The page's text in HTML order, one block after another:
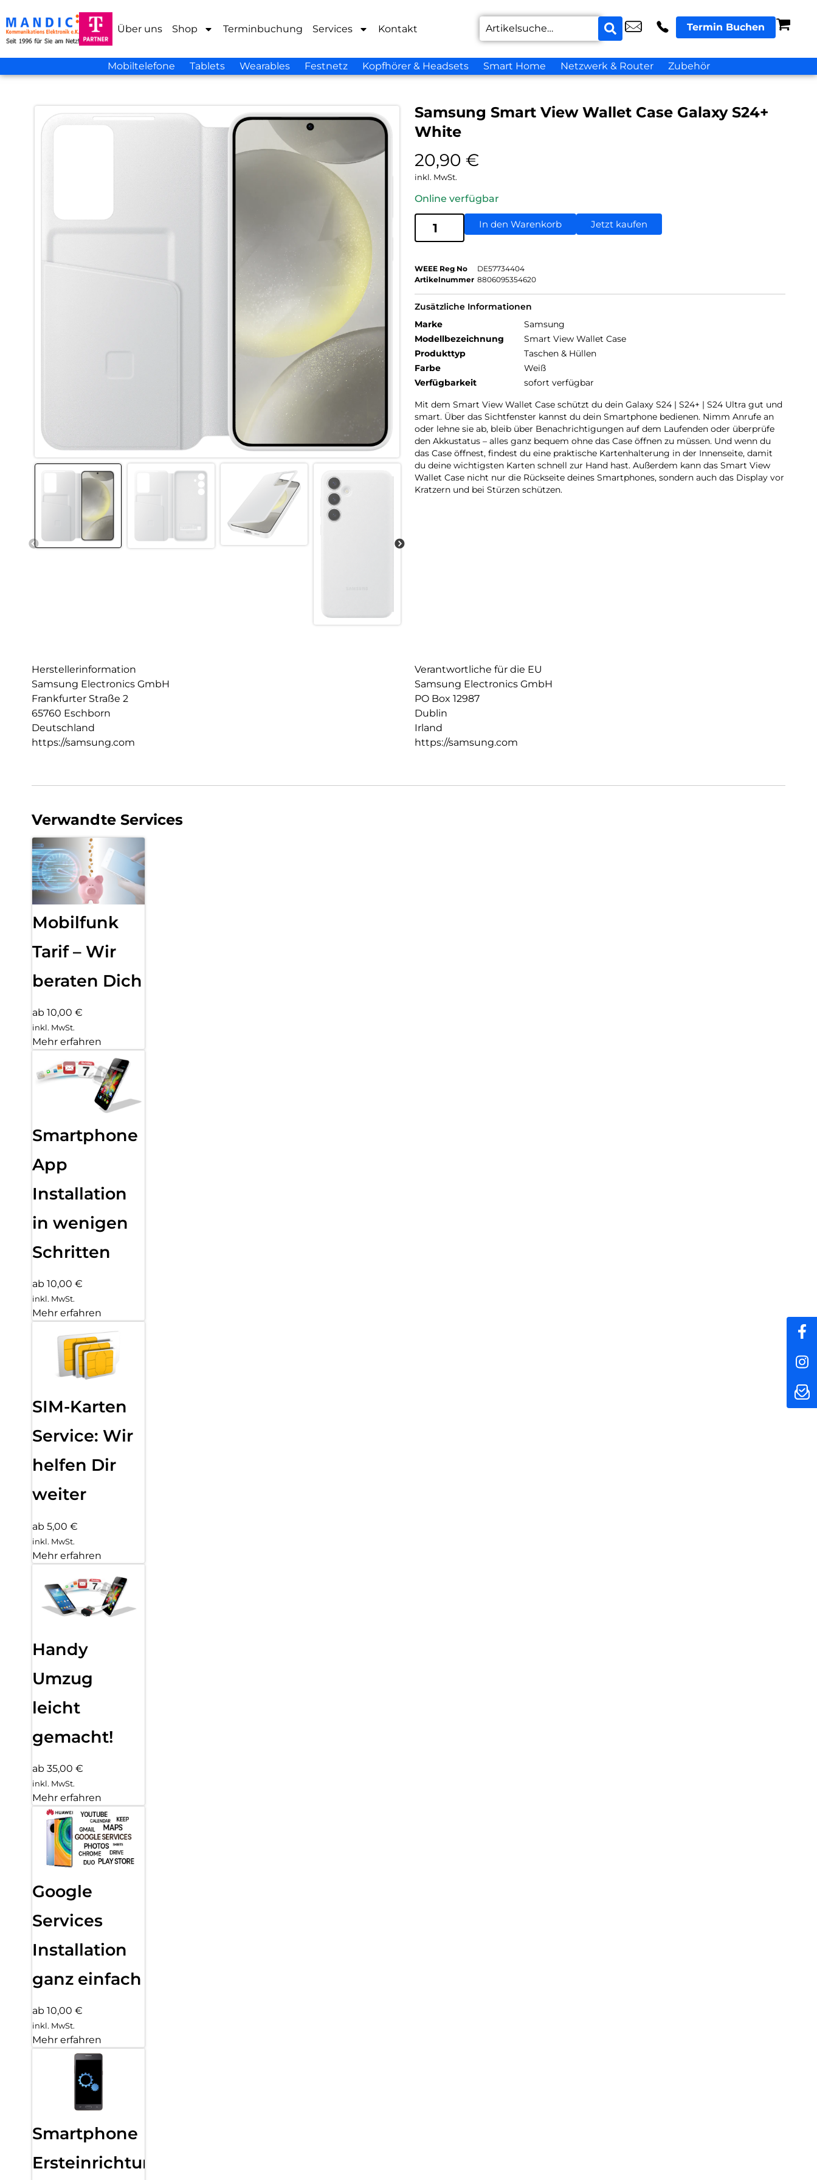
Über uns Shop Terminbuchung Services Kontakt Termin Buchen
Mobiltelefone Tablets Wearables Festnetz Kopfhörer & Headsets Smart Home Netzwerk & Router Zubehör
Samsung Smart View Wallet Case Galaxy S24+
White
20,90 €
inkl. MwSt.
Online verfügbar
In den Warenkorb Jetzt kaufen
WEEE Reg No
DE57734404
Artikelnummer 8806095354620
Zusätzliche Informationen
Marke
Samsung
Modellbezeichnung
Smart View Wallet Case
Produkttyp
Taschen & Hüllen
Farbe
Weiß
Verfügbarkeit
sofort verfügbar
Mit dem Smart View Wallet Case schützt du dein Galaxy S24 | S24+ | S24 Ultra gut und
smart. Über das Sichtfenster kannst du dein Smartphone bedienen. Nimm Anrufe an
oder lehne sie ab, bleib über Benachrichtigungen auf dem Laufenden oder überprüfe
den Akkustatus – alles ganz bequem ohne das Case öffnen zu müssen. Und wenn du
das Case öffnest, findest du eine praktische Kartenhalterung in der Innenseite, damit
du deine wichtigsten Karten schnell zur Hand hast. Außerdem kann das Smart View
Wallet Case nicht nur die Rückseite deines Smartphones, sondern auch das Display vor
Kratzern und bei Stürzen schützen.
Herstellerinformation
Samsung Electronics GmbH
Frankfurter Straße 2
65760 Eschborn
Deutschland
https://samsung.com
Verantwortliche für die EU
Samsung Electronics GmbH
PO Box 12987
Dublin
Irland
https://samsung.com
Verwandte Services
Mobilfunk
Tarif – Wir
beraten Dich
ab 10,00 €
inkl. MwSt.
Mehr erfahren
Smartphone
App
Installation
in wenigen
Schritten
ab 10,00 €
inkl. MwSt.
Mehr erfahren
SIM-Karten
Service: Wir
helfen Dir
weiter
ab 5,00 €
inkl. MwSt.
Mehr erfahren
Handy
Umzug
leicht
gemacht!
ab 35,00 €
inkl. MwSt.
Mehr erfahren
Google
Services
Installation
ganz einfach
ab 10,00 €
inkl. MwSt.
Mehr erfahren
Smartphone
Ersteinrichtung